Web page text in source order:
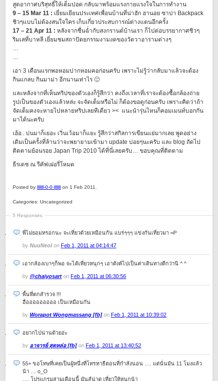
สูดอากาศบริสุทธิ์ให้เต็มปอด กลับมาพร้อมแรงกายแรงใจในการทำงาน
9 – 15 Mar 11 : เยี่ยมเยียนประเทศเพื่อนบ้านที่น่าฮัก ฮานอย ซาปา Backpack
ชิวๆแบบไม่ต้องสนใจใคร เก็บเกี่ยวประสบการณ์ต่างแดนอีกครั้ง
17 – 21 Apr 11 : หลังจากชื่นฉ่ำกับสงกรานต์บ้านเรา ก็ไปต่อบรรยากาศชิวๆ
ริมเลที่บาหลี เยี่ยมชมสถาปัตยกรรมงามงดของวัดวาอารามต่างๆ
…
…
เอา 3 เดือนแรกพอหอมปากหอมคอก่อนครับ เพราะไม่รู้ว่ากลับมาแล้วจะต้อง
กินแกลบ กินมาม่า อีกนานเท่าไร 🙂
และหลังจากที่เห็นทริปของตัวเองก็รู้สึกว่า คงถึงเวลาที่เราจะต้องซื้อกล้องถ่าย
รูปเป็นของตัวเองแล้วหล่ะ จะจัดเต็มหรือไม่ ก็ต้องขอดูก่อนครับ เพราะคิดว่าถ้า
จัดเต็มคงจะหายไปหลายทริปเลยทีเดียว >< แนะนำรุ่นไหนก็คอมเมนท์บอกกัน
มาได้นะครับ
เฮ้อ.. บ่นมาก็เยอะ เวิ่นเว้อมาก็แยะ รู้สึกว่าสกิลการเขียนแย่มากเลย พูดอย่าง
เดิมเป็นครั้งที่ล้านว่าจะพยายามเข้ามา update บ่อยๆนะครับ และ blog ถัดไป
ติดตามย้อนรอย Japan Trip 2010 ได้ที่นี่เลยครับ… ขอบคุณที่ติดตาม
ธีรเดช ณ รีคัฟเฝอรี่โหมด
Posted by lllllll-0-0-lllllll on 1 Feb 2011.
Categories: Uncategorized
5 Responses
พี่ไม่ยอมหรอกนะ จะเที่ยวด้วยเหมือนกัน แบร่ๆๆๆ แข่งกันเที่ยวมา =P
by NuuNeoI on Feb 1, 2011 at 04:14:47
เอากล้องเบาๆก็พอ จะได้เที่ยวหนุกๆ เอาตังค์ไปเป็นค่าเดินทางดีกว่านิ ^ ^
by @chaiyosart on Feb 1, 2011 at 06:30:56
พื้นที่ตกสำรวจ !!!
ฮือออออออออ เป็นเหมือนกัน
by Worapot Wongmassang [fb] on Feb 1, 2011 at 10:39:02
อยากไปน่านด้วยอ่ะ
by อาจารย์ สุดหล่อ [fb] on Feb 1, 2011 at 13:40:52
55+ ขอโทษที่เคยเป็นผู้หนึ่งที่โทรหาธีตอนที่กำลังนอน …. แต่นั่นมัน 11 โมงแล้ว
น้า … o_O
…. โปรแกรมสามเดือนนี้ มันส์น่าดู เที่ยวให้หนุกน้า